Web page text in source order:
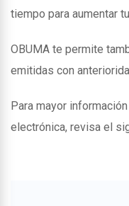
tiempo para aumentar
OBUMA te permite
emitidas con
Para mayor
electrónica, revisa el